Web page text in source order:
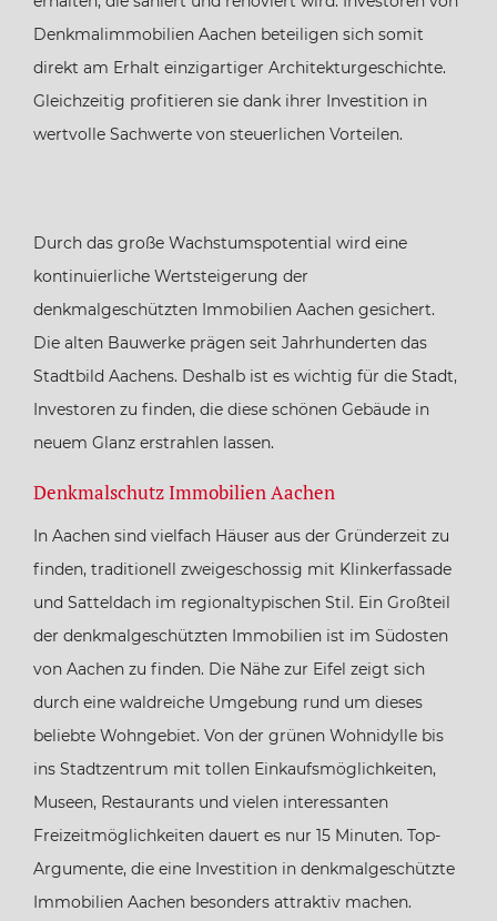
Denkmalimmobilien Aachen beteiligen sich somit
direkt am Erhalt einzigartiger Architekturgeschichte.
Gleichzeitig profitieren sie dank ihrer Investition in
wertvolle Sachwerte von steuerlichen Vorteilen.
Durch das große Wachstumspotential wird eine
kontinuierliche Wertsteigerung der
denkmalgeschützten Immobilien Aachen gesichert.
Die alten Bauwerke prägen seit Jahrhunderten das
Stadtbild Aachens. Deshalb ist es wichtig für die Stadt,
Investoren zu finden, die diese schönen Gebäude in
neuem Glanz erstrahlen lassen.
Denkmalschutz Immobilien Aachen
In Aachen sind vielfach Häuser aus der Gründerzeit zu
finden, traditionell zweigeschossig mit Klinkerfassade
und Satteldach im regionaltypischen Stil. Ein Großteil
der denkmalgeschützten Immobilien ist im Südosten
von Aachen zu finden. Die Nähe zur Eifel zeigt sich
durch eine waldreiche Umgebung rund um dieses
beliebte Wohngebiet. Von der grünen Wohnidylle bis
ins Stadtzentrum mit tollen Einkaufsmöglichkeiten,
Museen, Restaurants und vielen interessanten
Freizeitmöglichkeiten dauert es nur 15 Minuten. Top-
Argumente, die eine Investition in denkmalgeschützte
Immobilien Aachen besonders attraktiv machen.